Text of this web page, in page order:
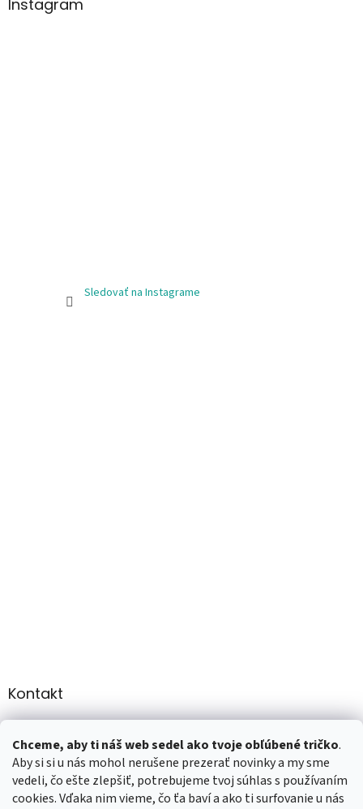
Chceme, aby ti náš web sedel ako tvoje obľúbené tričko.
Aby si si u nás mohol nerušene prezerať novinky a my sme
vedeli, čo ešte zlepšiť, potrebujeme tvoj súhlas s používaním
cookies. Vďaka nim vieme, čo ťa baví a ako ti surfovanie u nás
Instagram
Sledovať na Instagrame
Kontakt
+421 907947783